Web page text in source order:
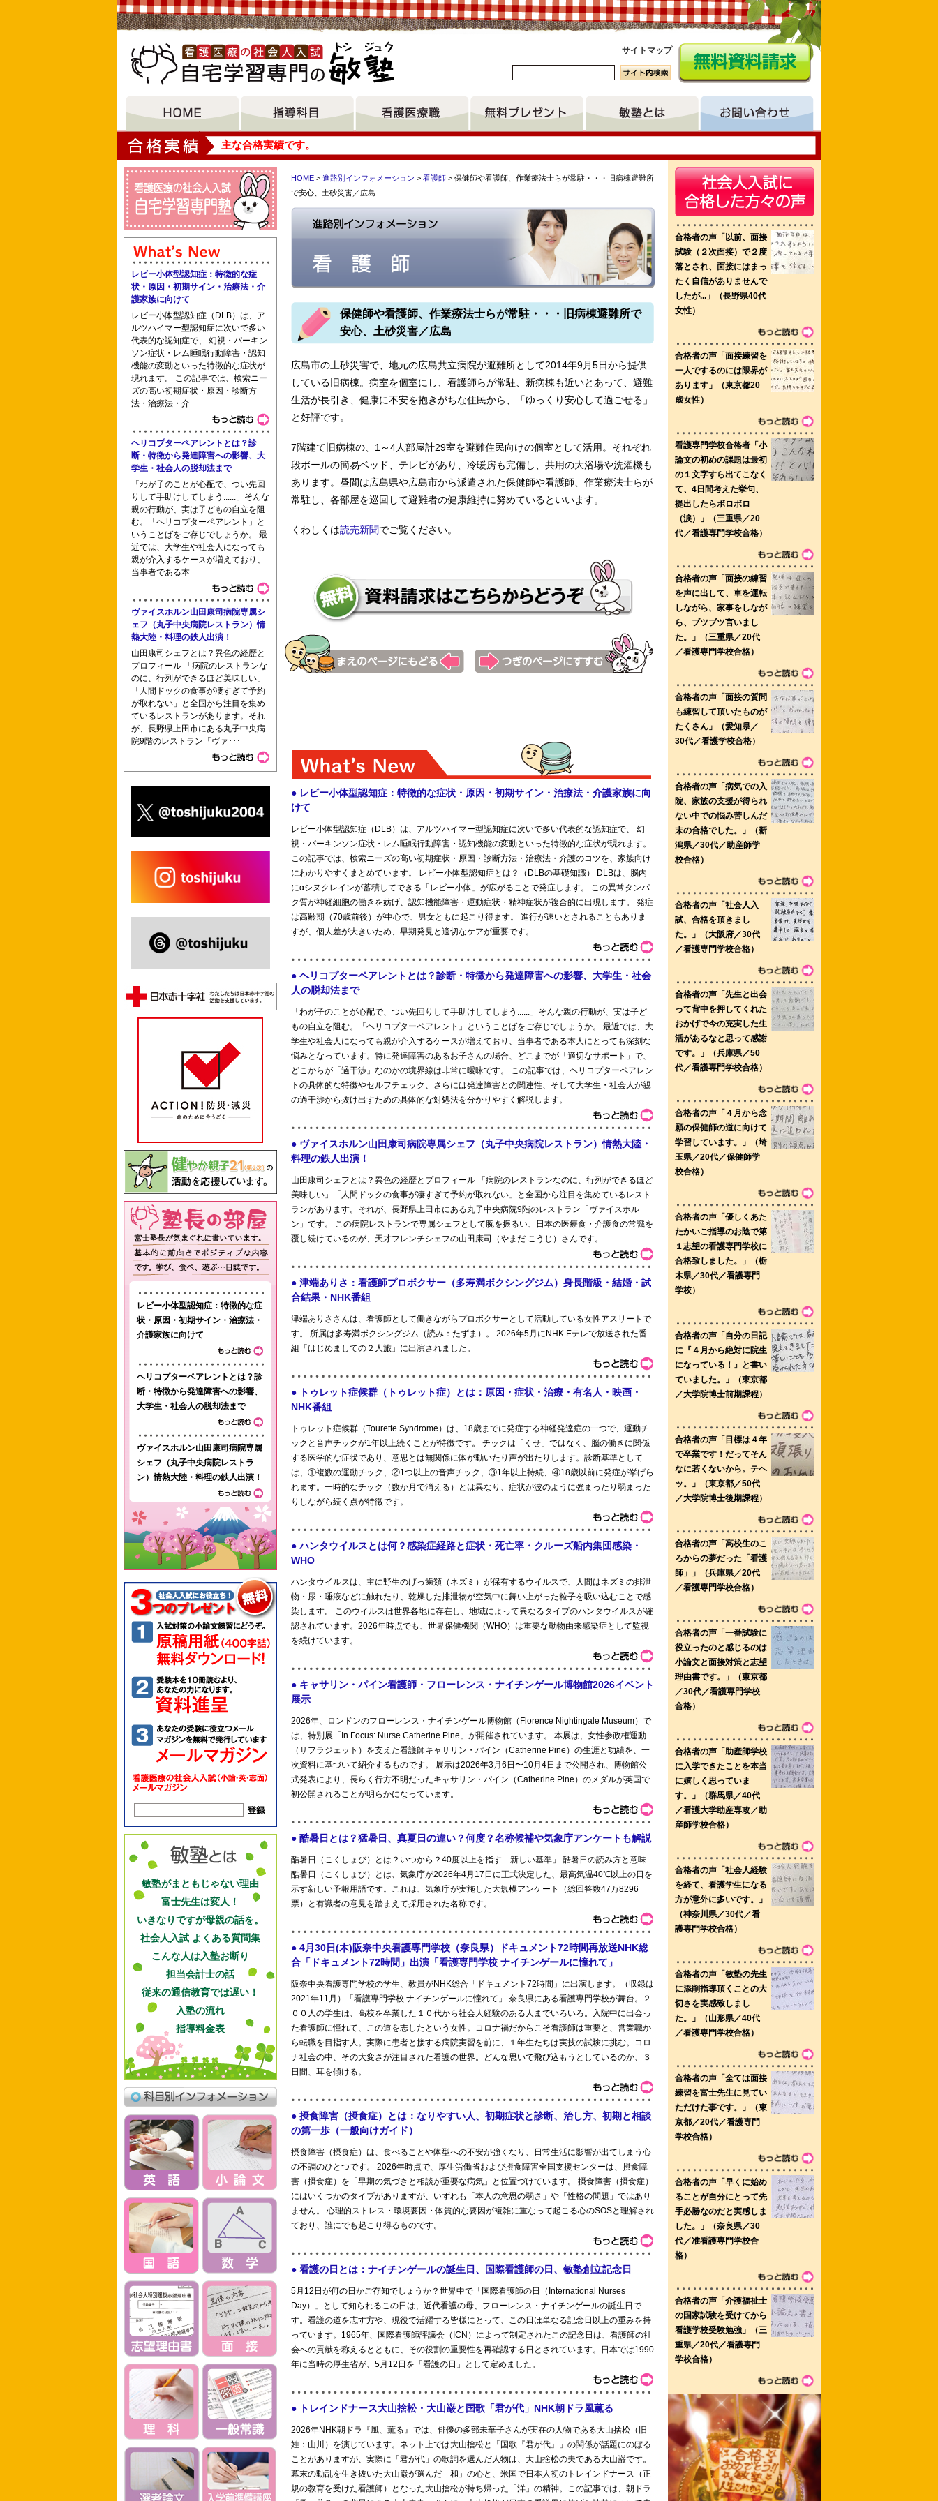
サイトマップ
大垣女子短期大学 主な合格実績です。
西日本看護専門学校 西神看護専門学校 三重大学医学部看護学科 宮崎大学看護学科３年次編入 松本看護学校
香川専門看護学校 上尾中央看護専門学校 佐賀大学看護学科 奈良リハビリテーション専門学校 若狭高等看護学院
大阪信愛女学院短期大学 京都桂看護専門学校 聖隷クリストファー大学助産学専攻科 湘南平塚看護専門学校 尾道市医師会看護専門学校
東京医療保健大学看護学研究科修士課程 県立広島大学（理学療法学科） 太田医療技術専門学校作業療法学科 名古屋医療センター附属名古屋看
護助産学校 西新井看護専門学校
大阪南医療センター附属大阪南看護学校 横浜市病院協会看護専門学校 富山県立総合衛生学院 狭山准看護学校 東京都立府中看護専門学校
HOME > 進路別インフォメーション > 看護師 > 保健師や看護師、作業療法士らが常駐・・・旧病棟避難所
で安心、土砂災害／広島
保健師や看護師、作業療法士らが常駐・・・旧病棟避難所で
安心、土砂災害／広島
広島市の土砂災害で、地元の広島共立病院が避難所として2014年9月5日から提供
している旧病棟。病室を個室にし、看護師らが常駐、新病棟も近いとあって、避難
生活が長引き、健康に不安を抱きがちな住民から、「ゆっくり安心して過ごせる」
と好評です。
7階建て旧病棟の、1～4人部屋計29室を避難住民向けの個室として活用。それぞれ
段ボールの簡易ベッド、テレビがあり、冷暖房も完備し、共用の大浴場や洗濯機も
あります。昼間は広島県や広島市から派遣された保健師や看護師、作業療法士らが
常駐し、各部屋を巡回して避難者の健康維持に努めているといいます。
くわしくは読売新聞でご覧ください。
レビー小体型認知症：特徴的な症
状・原因・初期サイン・治療法・介
護家族に向けて
レビー小体型認知症（DLB）は、ア
ルツハイマー型認知症に次いで多い
代表的な認知症で、 幻視・パーキン
ソン症状・レム睡眠行動障害・認知
機能の変動といった特徴的な症状が
現れます。 この記事では、検索ニー
ズの高い初期症状・原因・診断方
法・治療法・介･･･
ヘリコプターペアレントとは？診
断・特徴から発達障害への影響、大
学生・社会人の脱却法まで
「わが子のことが心配で、つい先回
りして手助けしてしまう......」そんな
親の行動が、実は子どもの自立を阻
む。「ヘリコプターペアレント」と
いうことばをご存じでしょうか。 最
近では、大学生や社会人になっても
親が介入するケースが増えており、
当事者である本･･･
ヴァイスホルン山田康司病院専属シ
ェフ（丸子中央病院レストラン）情
熱大陸・料理の鉄人出演！
山田康司シェフとは？異色の経歴と
プロフィール 「病院のレストランな
のに、行列ができるほど美味しい」
「人間ドックの食事が凄すぎて予約
が取れない」と全国から注目を集め
ているレストランがあります。それ
が、長野県上田市にある丸子中央病
院9階のレストラン「ヴァ･･･
レビー小体型認知症：特徴的な症
状・原因・初期サイン・治療法・
介護家族に向けて
ヘリコプターペアレントとは？診
断・特徴から発達障害への影響、
大学生・社会人の脱却法まで
ヴァイスホルン山田康司病院専属
シェフ（丸子中央病院レストラ
ン）情熱大陸・料理の鉄人出演！
敏塾がまともじゃない理由
富士先生は変人！
いきなりですが母親の話を。
社会人入試 よくある質問集
こんな人は入塾お断り
担当会計士の話
従来の通信教育では遅い！
入塾の流れ
指導料金表